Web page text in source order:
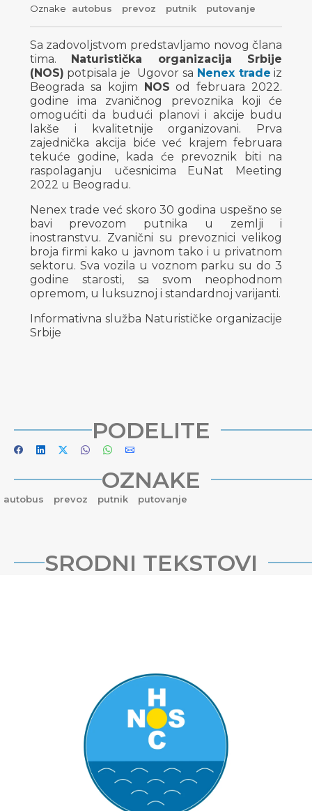
Oznake autobus prevoz putnik putovanje
Sa zadovoljstvom predstavljamo novog člana
tima.
Naturistička organizacija Srbije
(NOS) potpisala je Ugovor sa Nenex trade iz
Beograda sa kojim
NOS od februara 2022.
godine ima zvaničnog prevoznika koji će
omogućiti da budući planovi i akcije budu
lakše i kvalitetnije organizovani. Prva
zajednička akcija biće već krajem februara
tekuće godine, kada će prevoznik biti na
raspolaganju učesnicima EuNat Meeting
2022 u Beogradu.
Nenex trade već skoro 30 godina uspešno se
bavi prevozom putnika u zemlji i
inostranstvu. Zvanični su prevoznici velikog
broja firmi kako u javnom tako i u privatnom
sektoru. Sva vozila u voznom parku su do 3
godine starosti, sa svom neophodnom
opremom, u luksuznoj i standardnoj varijanti.
Informativna služba Naturističke organizacije
Srbije
PODELITE
OZNAKE
autobus prevoz putnik putovanje
SRODNI TEKSTOVI